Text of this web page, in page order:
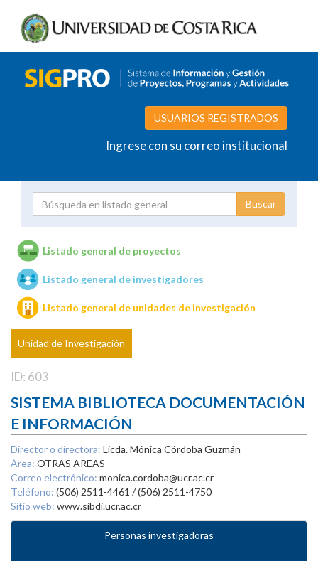
USUARIOS REGISTRADOS
Ingrese con su correo institucional
Unidades de investigación
Listado general de proyectos
Listado general de investigadores
Listado general de unidades de investigación
Unidad de Investigación
ID: 603
SISTEMA BIBLIOTECA DOCUMENTACIÓN
E INFORMACIÓN
Director o directora: Licda. Mónica Córdoba Guzmán
Área: OTRAS AREAS
Correo electrónico: monica.cordoba@ucr.ac.cr
Teléfono: (506) 2511-4461 / (506) 2511-4750
Sitio web: www.sibdi.ucr.ac.cr
Personas investigadoras